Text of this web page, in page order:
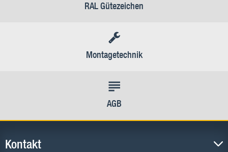
RAL Gütezeichen
Montagetechnik
AGB
Kontakt